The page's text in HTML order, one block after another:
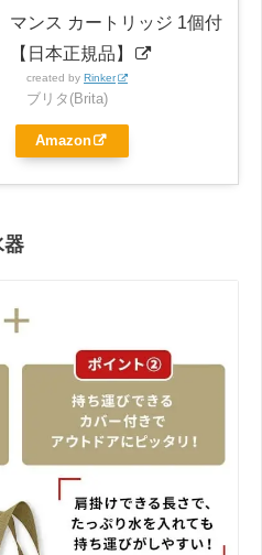
マンス カートリッジ 1個付
【日本正規品】
created by Rinker
ブリタ(Brita)
Amazon
器